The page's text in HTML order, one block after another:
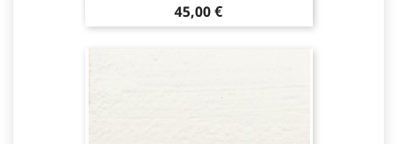
Hinta
45,00 €